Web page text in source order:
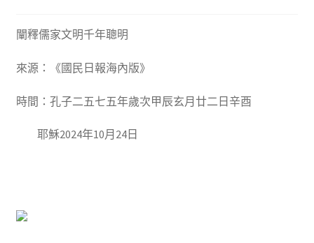
闡釋儒家文明千年聰明
來源：《國民日報海內版》
時間：孔子二五七五年歲次甲辰玄月廿二日辛酉
耶穌2024年10月24日